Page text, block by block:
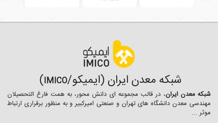
شبکه معدن ایران (ایمیکو/IMICO
)
شبکه معدن ایران، در قالب مجموعه ای دانش محور، به همت فارغ­ التحصیلان
مهندسی معدن دانشگاه ­های تهران و صنعتی امیرکبیر و به منظور برقراری ارتباط
موثر ...